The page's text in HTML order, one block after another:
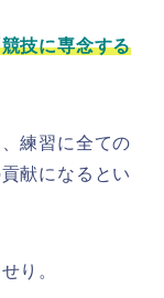
技に専念する
練習に全ての
献になるとい
り。